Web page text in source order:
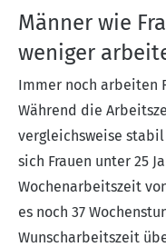
Männer wie
weniger
Immer noch arbeiten
Während die
vergleichsweise
sich Frauen unter 25
Wochenarbeitszeit
es noch 37
Wunscharbeitszeit